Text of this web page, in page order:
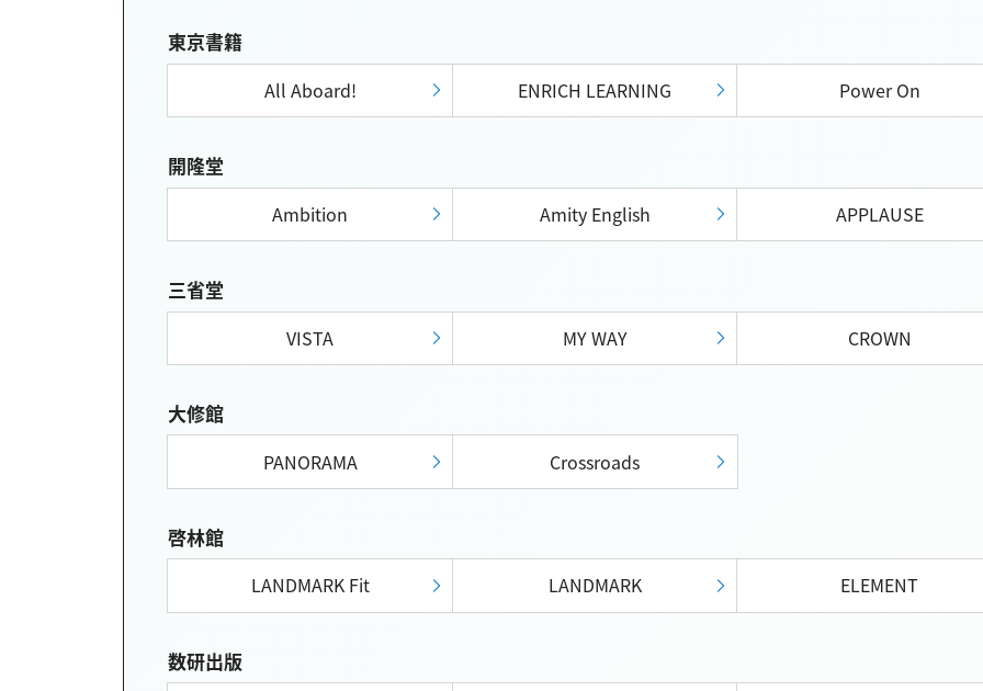
東京書籍
All Aboard! ENRICH LEARNING Power On
開隆堂
Ambition Amity English APPLAUSE
三省堂
VISTA MY WAY CROWN
大修館
PANORAMA Crossroads
啓林館
LANDMARK Fit LANDMARK ELEMENT
数研出版